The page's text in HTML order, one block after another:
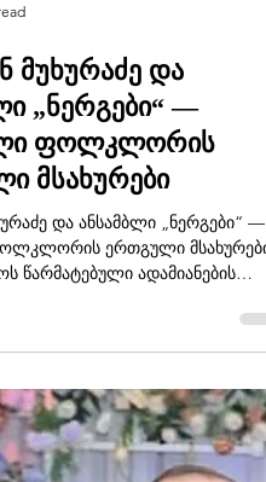
მუხურაძე და
„ნერგები“ —
ფოლკლორის
მსახურები
და ანსამბლი „ნერგები“ —
ერთგული მსახურები